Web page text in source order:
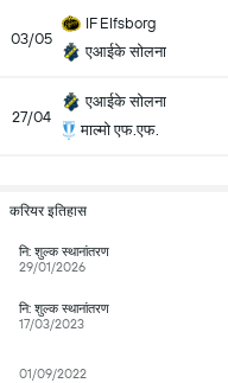
03/05
IF Elfsborg
एआईके सोलना
27/04
एआईके सोलना
माल्मो एफ.एफ.
करियर इतिहास
नि: शुल्क स्थानांतरण
29/01/2026
नि: शुल्क स्थानांतरण
17/03/2023
01/09/2022